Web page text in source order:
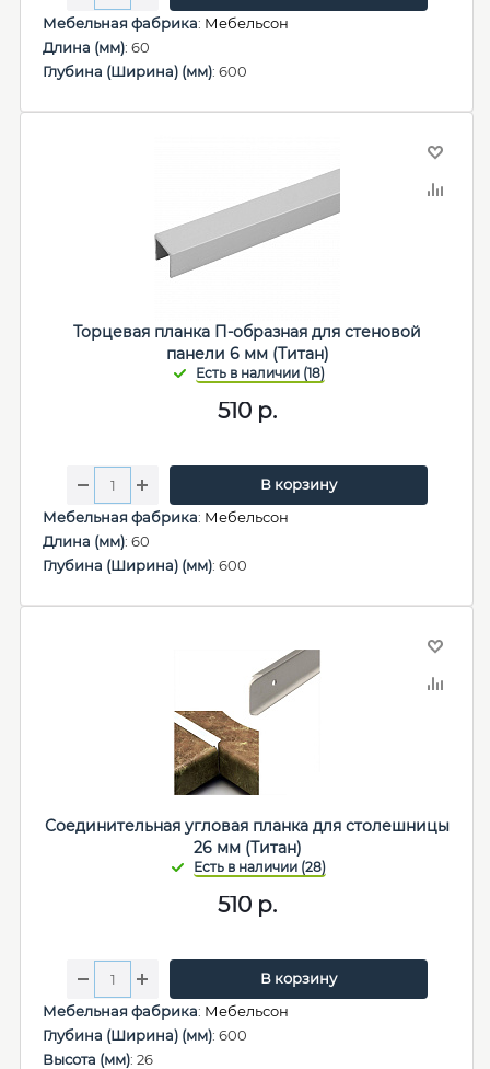
Мебельная фабрика: Мебельсон
Длина (мм): 60
Глубина (Ширина) (мм): 600
Торцевая планка П-образная для стеновой
панели 6 мм (Титан)
510 р.
В корзину
Мебельная фабрика: Мебельсон
Длина (мм): 60
Глубина (Ширина) (мм): 600
Соединительная угловая планка для столешницы
26 мм (Титан)
510 р.
В корзину
Мебельная фабрика: Мебельсон
Глубина (Ширина) (мм): 600
Высота (мм): 26